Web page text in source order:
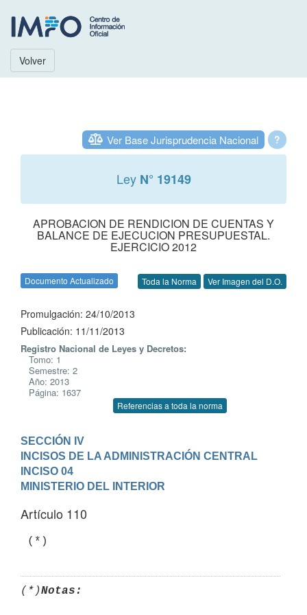
Volver
?
Ver Base Jurisprudencia Nacional
Ley N° 19149
APROBACION DE RENDICION DE CUENTAS Y
BALANCE DE EJECUCION PRESUPUESTAL.
EJERCICIO 2012
Documento Actualizado Toda la Norma Ver Imagen del D.O.
Promulgación: 24/10/2013
Publicación: 11/11/2013
Registro Nacional de Leyes y Decretos:
Tomo: 1
Semestre: 2
Año: 2013
Página: 1637
Referencias a toda la norma
SECCIÓN IV
INCISOS DE LA ADMINISTRACIÓN CENTRAL
INCISO 04
MINISTERIO DEL INTERIOR
Artículo 110
(*)
(*)Notas: